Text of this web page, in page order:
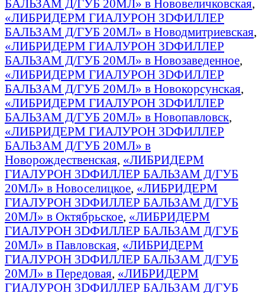
БАЛЬЗАМ Д/ГУБ 20МЛ» в Нововеличковская,
«ЛИБРИДЕРМ ГИАЛУРОН 3DФИЛЛЕР
БАЛЬЗАМ Д/ГУБ 20МЛ» в Новодмитриевская,
«ЛИБРИДЕРМ ГИАЛУРОН 3DФИЛЛЕР
БАЛЬЗАМ Д/ГУБ 20МЛ» в Новозаведенное,
«ЛИБРИДЕРМ ГИАЛУРОН 3DФИЛЛЕР
БАЛЬЗАМ Д/ГУБ 20МЛ» в Новокорсунская,
«ЛИБРИДЕРМ ГИАЛУРОН 3DФИЛЛЕР
БАЛЬЗАМ Д/ГУБ 20МЛ» в Новопавловск,
«ЛИБРИДЕРМ ГИАЛУРОН 3DФИЛЛЕР
БАЛЬЗАМ Д/ГУБ 20МЛ» в
Новорождественская, «ЛИБРИДЕРМ
ГИАЛУРОН 3DФИЛЛЕР БАЛЬЗАМ Д/ГУБ
20МЛ» в Новоселицкое, «ЛИБРИДЕРМ
ГИАЛУРОН 3DФИЛЛЕР БАЛЬЗАМ Д/ГУБ
20МЛ» в Октябрьское, «ЛИБРИДЕРМ
ГИАЛУРОН 3DФИЛЛЕР БАЛЬЗАМ Д/ГУБ
20МЛ» в Павловская, «ЛИБРИДЕРМ
ГИАЛУРОН 3DФИЛЛЕР БАЛЬЗАМ Д/ГУБ
20МЛ» в Передовая, «ЛИБРИДЕРМ
ГИАЛУРОН 3DФИЛЛЕР БАЛЬЗАМ Д/ГУБ